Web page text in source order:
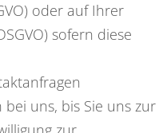
oder auf Ihrer
sofern diese
uns, bis Sie uns zur